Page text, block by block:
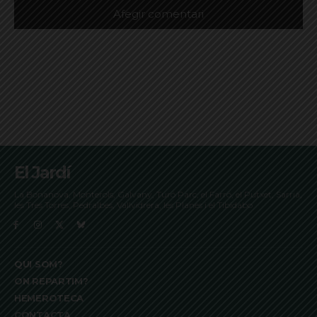
El Jardí
La Bonanova, Monterols, Galvany, Turó Parc, el Farró, el Putxet, Sarrià,
les Tres Torres, Pedralbes, Vallvidrera, les Planes i el Tibidabo
QUI SOM?
ON REPARTIM?
HEMEROTECA
CONTACTA